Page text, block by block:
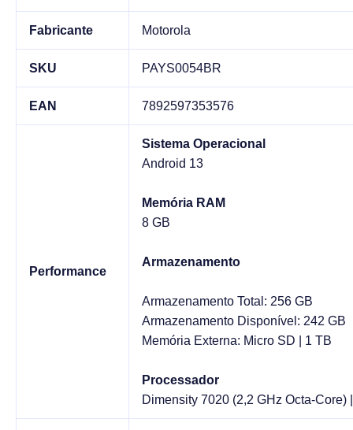
Fabricante Motorola
SKU PAYS0054BR
EAN 7892597353576
Performance
Sistema Operacional
Android 13
Memória RAM
8 GB
Armazenamento
Armazenamento Total: 256 GB
Armazenamento Disponível: 242 GB
Memória Externa: Micro SD | 1 TB
Processador
Dimensity 7020 (2,2 GHz Octa-Core)